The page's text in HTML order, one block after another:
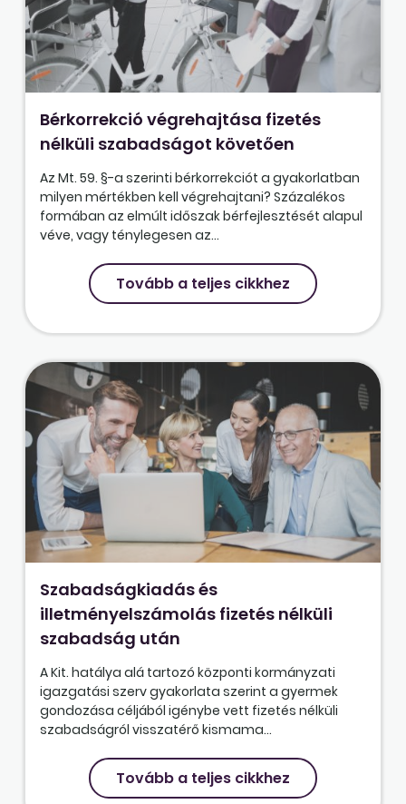
Bérkorrekció végrehajtása fizetés
nélküli szabadságot követően
Az Mt. 59. §-a szerinti bérkorrekciót a gyakorlatban
milyen mértékben kell végrehajtani? Százalékos
formában az elmúlt időszak bérfejlesztését alapul
véve, vagy ténylegesen az...
Tovább a teljes cikkhez
Szabadságkiadás és
illetményelszámolás fizetés nélküli
szabadság után
A Kit. hatálya alá tartozó központi kormányzati
igazgatási szerv gyakorlata szerint a gyermek
gondozása céljából igénybe vett fizetés nélküli
szabadságról visszatérő kismama...
Tovább a teljes cikkhez